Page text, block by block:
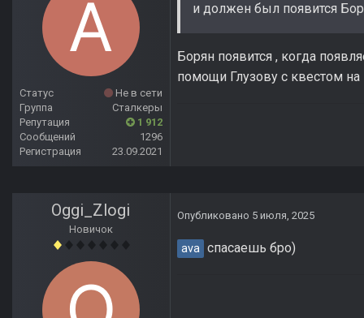
Статус
Не в сети
Группа
Сталкеры
Репутация
1 912
Сообщений
1296
Регистрация
23.09.2021
и должен был появится
Борян появится , когда
помощи Глузову с квестом на
Oggi_Zlogi
Новичок
Опубликовано 5 июля, 2025
ava спасаешь бро)